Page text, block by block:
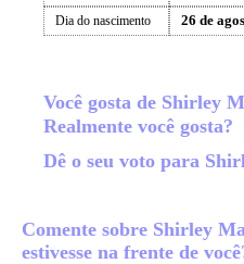
Dia do nascimento 26 de
Você gosta de Shirley
Realmente você gosta?
Dê o seu voto para
Comente sobre Shirley
estivesse na frente de